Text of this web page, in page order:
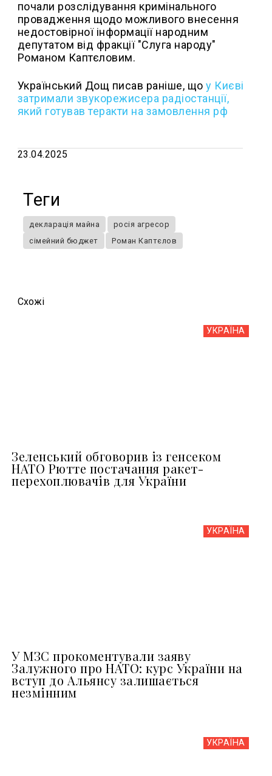
почали розслідування кримінального
провадження щодо можливого внесення
недостовірної інформації народним
депутатом від фракції "Слуга народу"
Романом Каптєловим.
Український Дощ писав раніше, щоу Києві
затримали звукорежисера радіостанції,
який готував теракти на замовлення рф
23.04.2025
Теги
декларація майна
росія агресор
сімейний бюджет
Роман Каптєлов
Схожi
УКРАЇНА
Зеленський обговорив із генсеком
НАТО Рютте постачання ракет-
перехоплювачів для України
УКРАЇНА
У МЗС прокоментували заяву
Залужного про НАТО: курс України на
вступ до Альянсу залишається
незмінним
УКРАЇНА